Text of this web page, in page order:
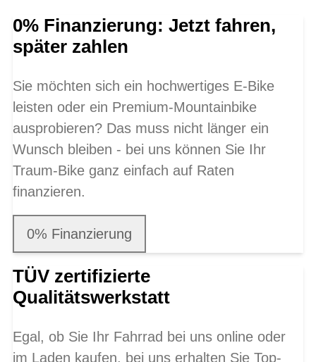
0% Finanzierung: Jetzt fahren,
später zahlen
Sie möchten sich ein hochwertiges E-Bike
leisten oder ein Premium-Mountainbike
ausprobieren? Das muss nicht länger ein
Wunsch bleiben - bei uns können Sie Ihr
Traum-Bike ganz einfach auf Raten
finanzieren.
0% Finanzierung
TÜV zertifizierte
Qualitätswerkstatt
Egal, ob Sie Ihr Fahrrad bei uns online oder
im Laden kaufen, bei uns erhalten Sie Top-